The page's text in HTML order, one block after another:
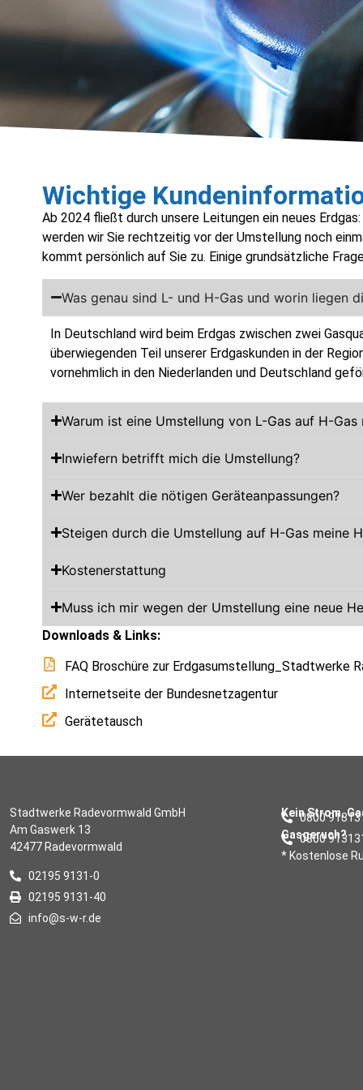
Wichtige
Ab 2024 fließt durch unsere Leitungen ein neues
werden wir Sie rechtzeitig vor der Umstellung noch
kommt persönlich auf Sie zu. Einige grundsätzliche
Was genau sind L- und H-Gas und worin liegen
In Deutschland wird beim Erdgas zwischen zwei
überwiegenden Teil unserer Erdgaskunden in der
vornehmlich in den Niederlanden und Deutschland
Warum ist eine Umstellung von L-Gas auf H-Gas
Inwiefern betrifft mich die Umstellung?
Wer bezahlt die nötigen Geräteanpassungen?
Steigen durch die Umstellung auf H-Gas meine
Kostenerstattung
Muss ich mir wegen der Umstellung eine neue
Downloads & Links:
FAQ Broschüre zur Erdgasumstellung_Stadtwerke
Internetseite der Bundesnetzagentur
Gerätetausch
Stadtwerke Radevormwald GmbH
Am Gaswerk 13
42477 Radevormwald
02195 9131-0
02195 9131-40
info@s-w-r.de
Kein Strom,
0800
Gasgeruch?
0800
* Kostenlose